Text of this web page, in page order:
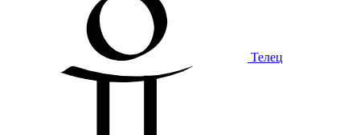
Телец